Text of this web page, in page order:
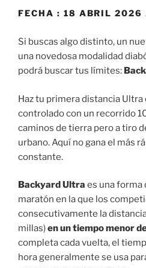
FECHA : 18 ABRIL
Si buscas algo distinto, un
una novedosa modalidad
podrá buscar tus límites:
Haz tu primera distancia Ultra
controlado con un recorrido
caminos de tierra pero a tiro
urbano. Aquí no gana el más
constante.
BackyardUltra es una forma
maratón en la que los
consecutivamente la
millas)en un tiempo menor
completa cada vuelta, el
hora generalmente se usa